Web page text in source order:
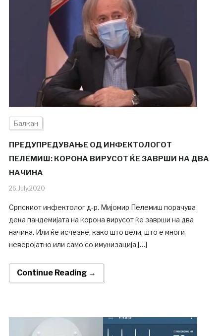
Балкан
ПРЕДУПРЕДУВАЊЕ ОД ИНФЕКТОЛОГОТ
ПЕЛЕМИШ: КОРОНА ВИРУСОТ ЌЕ ЗАВРШИ НА ДВА
НАЧИНА
26.July.2020
Српскиот инфектолог д-р. Мијомир Пелемиш порачува
дека пандемијата на корона вирусот ќе заврши на два
начина. Или ќе исчезне, како што вели, што е многи
неверојатно или само со имунизација […]
Continue Reading →